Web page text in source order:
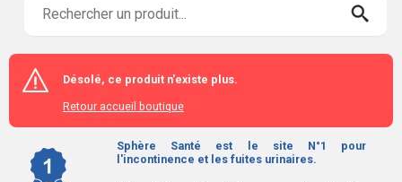
Désolé, ce produit n'existe plus.
Retour accueil boutique
Sphère Santé est le site N°1 pour
l'incontinence et les fuites urinaires.